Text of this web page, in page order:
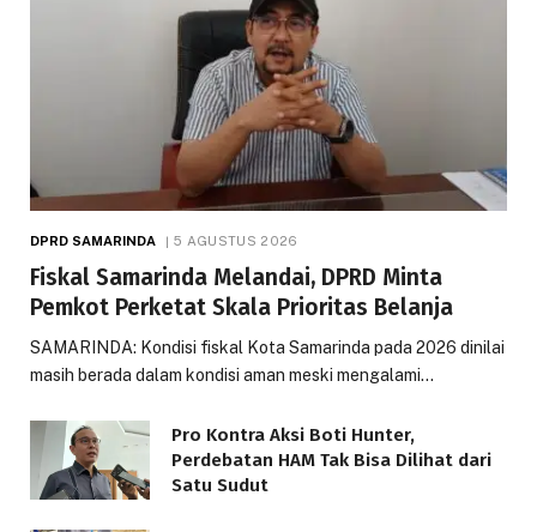
DPRD SAMARINDA 5 AGUSTUS 2026
Fiskal Samarinda Melandai, DPRD Minta
Pemkot Perketat Skala Prioritas Belanja
SAMARINDA: Kondisi fiskal Kota Samarinda pada 2026 dinilai
masih berada dalam kondisi aman meski mengalami…
Pro Kontra Aksi Boti Hunter,
Perdebatan HAM Tak Bisa Dilihat dari
Satu Sudut